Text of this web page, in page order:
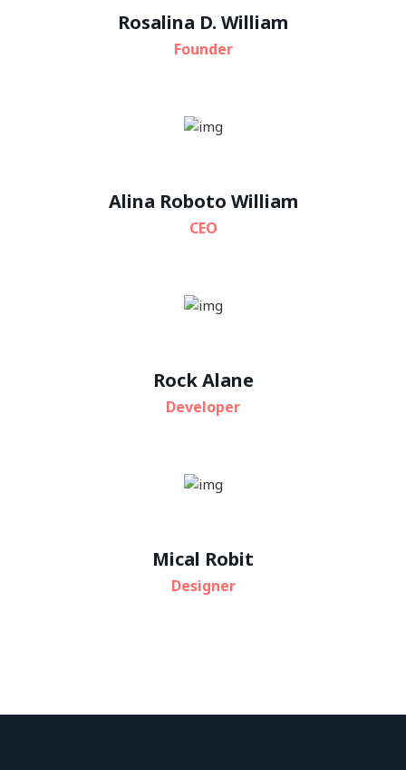
Rosalina D. William
Founder
Alina Roboto William
CEO
Rock Alane
Developer
Mical Robit
Designer